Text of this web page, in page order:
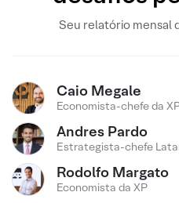
Seu relatório mensal
Caio Megale
Economista-chefe da
Andres Pardo
Estrategista-chefe
Rodolfo Margato
Economista da XP